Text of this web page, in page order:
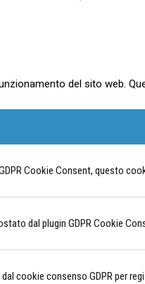
del sito web.
Cookie Consent, questo
dal plugin GDPR Cookie
cookie consenso GDPR per